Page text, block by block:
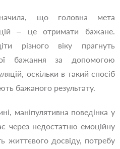
що головна мета
– це отримати бажане.
різного віку прагнуть
бажання за допомогою
оскільки в такий спосіб
бажаного результату.
маніпулятивна поведінка у
через недостатню емоційну
життєвого досвіду, потребу